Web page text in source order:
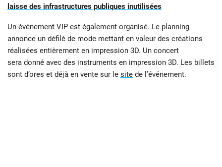
laisse des infrastructures publiques inutilisées
Un événement VIP est également organisé. Le planning
annonce un défilé de mode mettant en valeur des créations
réalisées entièrement en impression 3D. Un concert
sera donné avec des instruments en impression 3D. Les billets
sont d’ores et déjà en vente sur le site de l’événement.